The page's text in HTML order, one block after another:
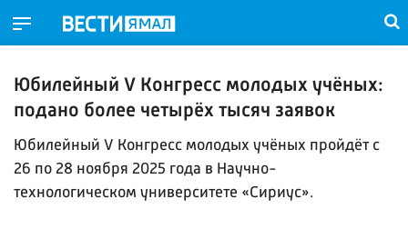
Юбилейный V Конгресс молодых учёных:
подано более четырёх тысяч заявок
Юбилейный V Конгресс молодых учёных пройдёт с
26 по 28 ноября 2025 года в Научно-
технологическом университете «Сириус».